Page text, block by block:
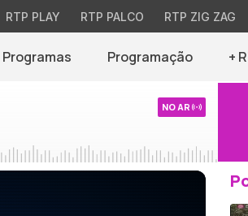
RTP PLAY RTP PALCO RTP ZIG ZAG
Programas Programação +
NO AR